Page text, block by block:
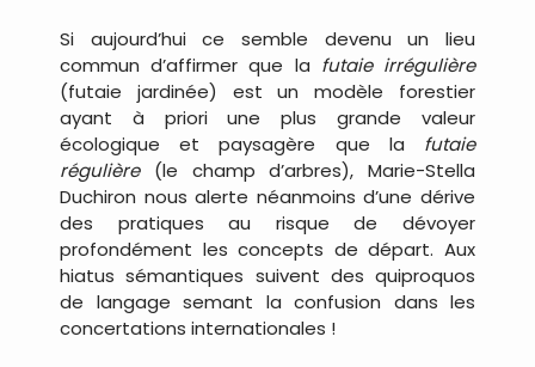
Si aujourd’hui ce semble devenu un lieu
commun d’affirmer que la futaie irrégulière
(futaie jardinée) est un modèle forestier
ayant à priori une plus grande valeur
écologique et paysagère que la futaie
régulière(le champ d’arbres), Marie-Stella
Duchiron nous alerte néanmoins d’une dérive
des pratiques au risque de dévoyer
profondément les concepts de départ. Aux
hiatus sémantiques suivent des quiproquos
de langage semant la confusion dans les
concertations internationales !